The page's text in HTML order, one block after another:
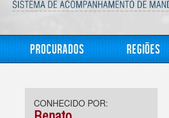
Procurados Regiões
CONHECIDO POR: